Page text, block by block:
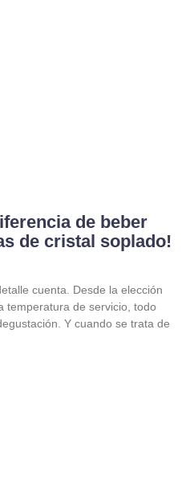
de beber
de cristal soplado!
cuenta. Desde la elección
temperatura de servicio, todo
Y cuando se trata de